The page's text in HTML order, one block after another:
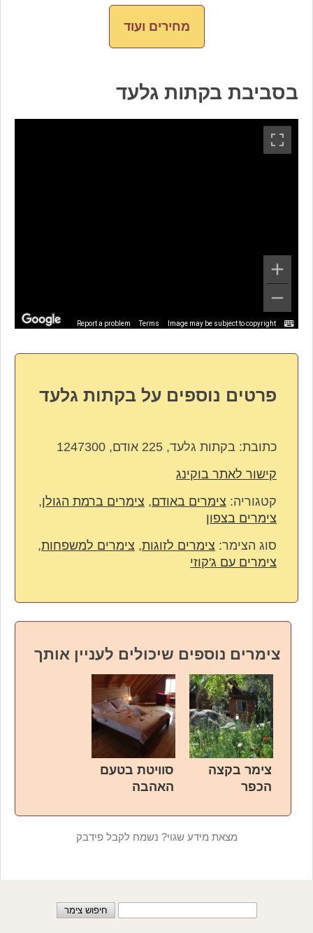
מחירים ועוד
בסביבת בקתות גלעד
Image may be subject to copyright
Terms
Report a problem
פרטים נוספים על בקתות גלעד
כתובת: בקתות גלעד, 225 אודם, 1247300
קישור לאתר בוקינג
קטגוריה: צימרים באודם, צימרים ברמת הגולן,
צימרים בצפון
סוג הצימר: צימרים לזוגות, צימרים למשפחות,
צימרים עם ג'קוזי
צימרים נוספים שיכולים לעניין אותך
צימר בקצה
הכפר
סוויטת בטעם
האהבה
מצאת מידע שגוי? נשמח לקבל פידבק